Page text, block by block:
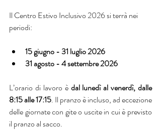
Il Centro Estivo Inclusivo 2026 si terrà nei
periodi:
15 giugno - 31 luglio 2026
31 agosto - 4 settembre 2026
L’orario di lavoro è dal lunedì al venerdì, dalle
8:15 alle 17:15. Il pranzo è incluso, ad eccezione
delle giornate con gite o uscite in cui è previsto
il pranzo al sacco.